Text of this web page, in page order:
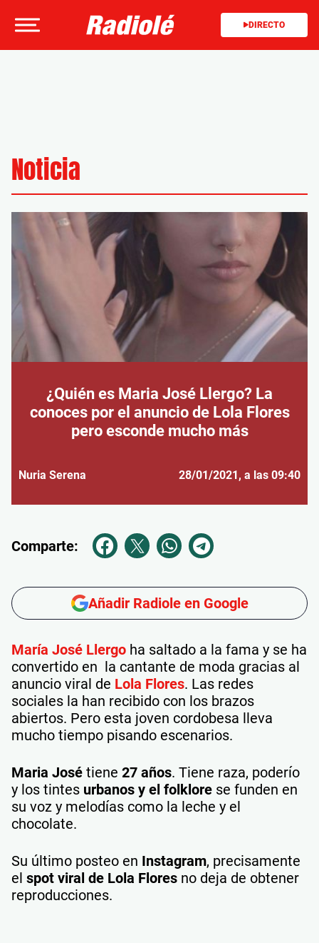
DIRECTO
Noticia
¿Quién es Maria José Llergo? La
conoces por el anuncio de Lola Flores
pero esconde mucho más
Nuria Serena 28/01/2021, a las 09:40
Comparte:
Añadir Radiole en Google
María José Llergo ha saltado a la fama y se ha
convertido en la cantante de moda gracias al
anuncio viral de Lola Flores. Las redes
sociales la han recibido con los brazos
abiertos. Pero esta joven cordobesa lleva
mucho tiempo pisando escenarios.
Maria José tiene 27 años. Tiene raza, poderío
y los tintes urbanos y el folklore se funden en
su voz y melodías como la leche y el
chocolate.
Su último posteo en Instagram, precisamente
el spot viral de Lola Flores no deja de obtener
reproducciones.